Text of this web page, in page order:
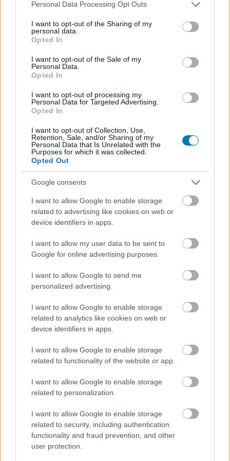
Please note that this website/app uses one or more Google
not limited to your visit or usage behaviour. You may click to
grant or deny consent to Google and its third-party tags to
use your data for below specified purposes in below Google
consent section.
Personal Data Processing Opt Outs
I want to opt-out of the Sharing of my
personal data.
Opted In
I want to opt-out of the Sale of my
Personal Data.
Opted In
I want to opt-out of processing my
Personal Data for Targeted Advertising.
Opted In
I want to opt-out of Collection, Use,
Retention, Sale, and/or Sharing of my
Personal Data that Is Unrelated with the
Purposes for which it was collected.
Opted Out
Google consents
I want to allow Google to enable storage
related to advertising like cookies on web or
device identifiers in apps.
I want to allow my user data to be sent to
Google for online advertising purposes.
I want to allow Google to send me
personalized advertising.
I want to allow Google to enable storage
related to analytics like cookies on web or
device identifiers in apps.
I want to allow Google to enable storage
related to functionality of the website or app.
I want to allow Google to enable storage
related to personalization.
I want to allow Google to enable storage
related to security, including authentication
functionality and fraud prevention, and other
user protection.
legjobbakat,iratkozz fel hírlevelünkre!
megismertem és azt elfogadom.
Feliratkozom
SMASH by Meló-Diák: Homok, zene és a nyár legjobb
hangulata – Jön a második forduló! (X)
Július végén folytatódik a balatoni strandröplabda-
sorozat.
#the last of us #hbo
Zárd a cicás gyurma-Doommal
a napot, megérdemled
2025 július 15. 20:59